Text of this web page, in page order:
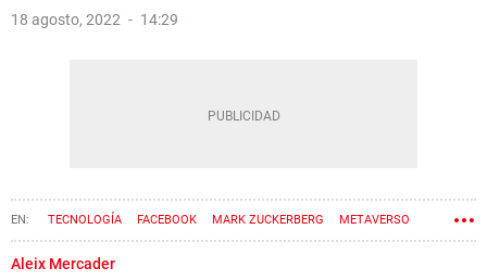
18 agosto, 2022 14:29
TECNOLOGÍA FACEBOOK MARK ZUCKERBERG METAVERSO
Aleix Mercader